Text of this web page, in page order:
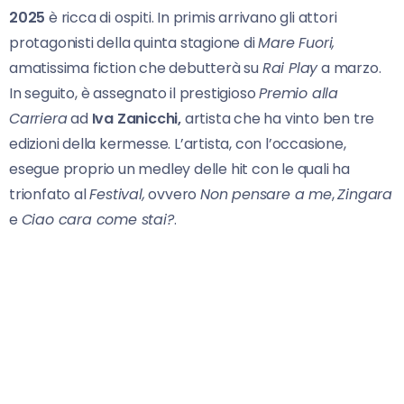
2025 è ricca di ospiti. In primis arrivano gli attori
protagonisti della quinta stagione diMare Fuori,
amatissima fiction che debutterà suRai Playa marzo.
In seguito, è assegnato il prestigiosoPremio alla
Carrieraad Iva Zanicchi,artista che ha vinto ben tre
edizioni della kermesse. L’artista, con l’occasione,
esegue proprio un medley delle hit con le quali ha
trionfato alFestival,ovveroNon pensare a me,Zingara
e Ciao cara come stai?.